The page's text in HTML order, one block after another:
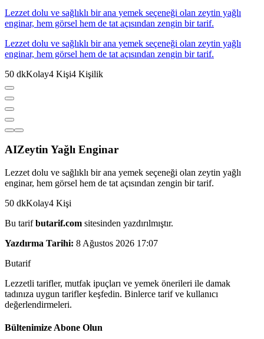
Lezzet dolu ve sağlıklı bir ana yemek seçeneği olan zeytin yağlı
enginar, hem görsel hem de tat açısından zengin bir tarif.
Lezzet dolu ve sağlıklı bir ana yemek seçeneği olan zeytin yağlı
enginar, hem görsel hem de tat açısından zengin bir tarif.
50 dkKolay4 Kişi4 Kişilik
AIZeytin Yağlı Enginar
Lezzet dolu ve sağlıklı bir ana yemek seçeneği olan zeytin yağlı
enginar, hem görsel hem de tat açısından zengin bir tarif.
50 dkKolay4 Kişi
Bu tarifbutarif.com sitesinden yazdırılmıştır.
Yazdırma Tarihi: 8 Ağustos 2026 17:07
Butarif
Lezzetli tarifler, mutfak ipuçları ve yemek önerileri ile damak
tadınıza uygun tarifler keşfedin. Binlerce tarif ve kullanıcı
değerlendirmeleri.
Bültenimize Abone Olun